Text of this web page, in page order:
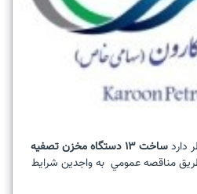
دارد
ساخت 13 دستگاه مخزن تصفيه
مناقصه عمومي به واجدين شرايط